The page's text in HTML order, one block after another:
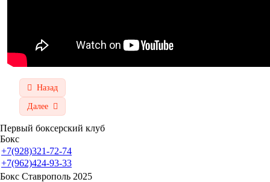
Назад
Далее
Первый боксерский клуб
Бокс
+7(928)321-72-74
+7(962)424-93-33
Бокс Ставрополь 2025